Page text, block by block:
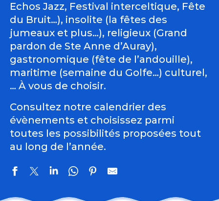
Echos Jazz, Festival interceltique, Fête
du Bruit…), insolite (la fêtes des
jumeaux et plus…), religieux (Grand
pardon de Ste Anne d’Auray),
gastronomique (fête de l’andouille),
maritime (semaine du Golfe…) culturel,
… À vous de choisir.
Consultez notre calendrier des
évènements et choisissez parmi
toutes les possibilités proposées tout
au long de l’année.